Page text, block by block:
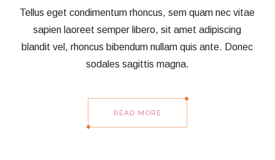
Tellus eget condimentum rhoncus, sem quam nec vitae
sapien laoreet semper libero, sit amet adipiscing
blandit vel, rhoncus bibendum nullam quis ante. Donec
sodales sagittis magna.
READ MORE